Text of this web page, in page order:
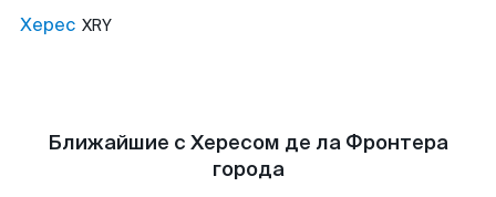
Херес XRY
Ближайшие с Хересом де ла Фронтера
города